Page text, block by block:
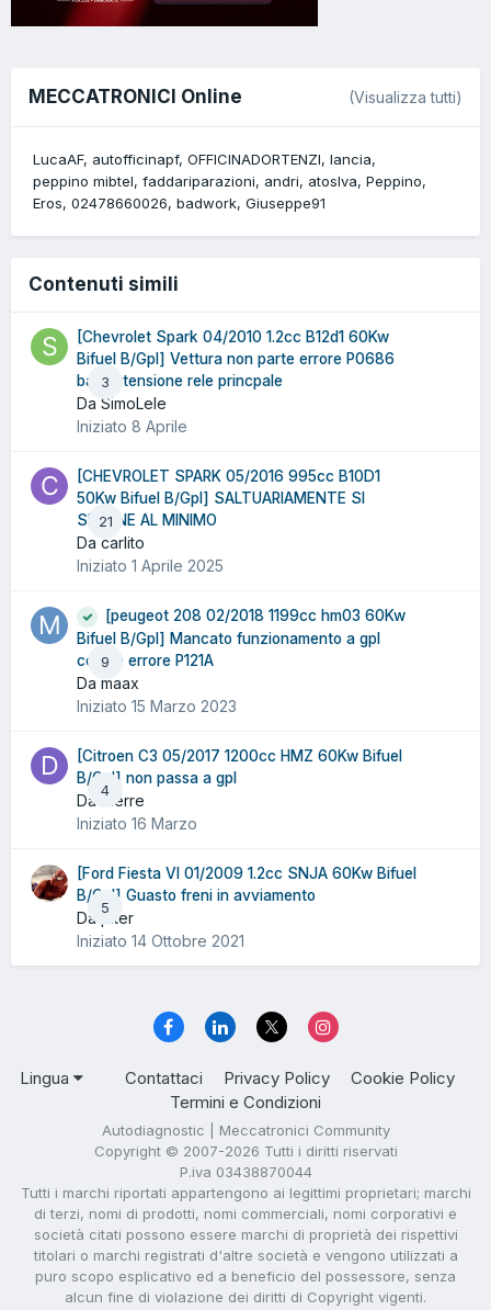
MECCATRONICI Online (Visualizza tutti)
LucaAF autofficinapf OFFICINADORTENZI lancia
peppino mibtel faddariparazioni andri atoslva Peppino
Eros 02478660026 badwork Giuseppe91
Contenuti simili
3
[Chevrolet Spark 04/2010 1.2cc B12d1 60Kw
Bifuel B/Gpl] Vettura non parte errore P0686
bassa tensione rele princpale
Da SimoLele
Iniziato 8 Aprile
21
[CHEVROLET SPARK 05/2016 995cc B10D1
50Kw Bifuel B/Gpl] SALTUARIAMENTE SI
SPEGNE AL MINIMO
Da carlito
Iniziato 1 Aprile 2025
9
[peugeot 208 02/2018 1199cc hm03 60Kw
Bifuel B/Gpl] Mancato funzionamento a gpl
codice errore P121A
Da maax
Iniziato 15 Marzo 2023
4
[Citroen C3 05/2017 1200cc HMZ 60Kw Bifuel
B/Gpl] non passa a gpl
Da dierre
Iniziato 16 Marzo
5
[Ford Fiesta VI 01/2009 1.2cc SNJA 60Kw Bifuel
B/Gpl] Guasto freni in avviamento
Da piter
Iniziato 14 Ottobre 2021
Lingua Contattaci Privacy Policy
Cookie Policy
Termini e Condizioni
Autodiagnostic | Meccatronici Community
Copyright © 2007-2026 Tutti i diritti riservati
P.iva 03438870044
Tutti i marchi riportati appartengono ai legittimi proprietari; marchi
di terzi, nomi di prodotti, nomi commerciali, nomi corporativi e
società citati possono essere marchi di proprietà dei rispettivi
titolari o marchi registrati d'altre società e vengono utilizzati a
puro scopo esplicativo ed a beneficio del possessore, senza
alcun fine di violazione dei diritti di Copyright vigenti.